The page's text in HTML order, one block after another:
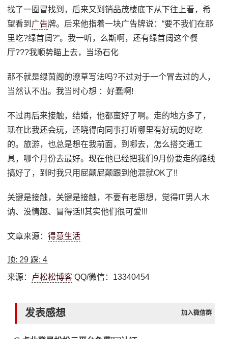
找了一圈冒找到，后来又到销品茂楼底下从下往上看，希
望看到 广告牌。后来他指着一块广告牌说：“要不我们在那
里吃?绿首阔?”。我一听，么斯啊，还有绿首阔这个餐
厅???我顺势瞄上去，当场石化
那不就是绿茵阁的潦草写法吗?不过对于一个冒去过的人，
当然认不出。我当时心想 ：好蠢啊!
不过再后来接触，结婚，他都蛮好了啊。走的地方多了，
现在比我还会玩，还晓得向同事打听哪里有好玩的好吃
的。旅游，也总是想在我前面，到哪去，怎么搭交通工
具，哪个月份去最好。现在他已经把我们9月份要走的路线
搞好了，到时我只用屁颠屁颠跟到他混就OK了!!
关键是接触，关键是接触，不要有老思想，觉得IT男人木
讷、没情趣、冒得话!!其实他们很可爱!!!
文章来源：得意生活
顶: 29 踩:4
来源： 卢松松博客 QQ/微信：13340454
发表感想 加入微信群